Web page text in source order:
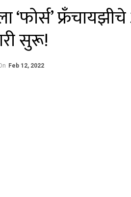
‘फोर्स’
सुरू!
Feb 12, 2022